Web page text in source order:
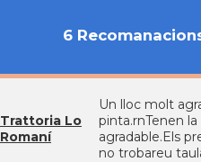
6
Trattoria Lo
Romaní
Un lloc molt
pinta.rnTenen
agradable.Els
no trobareu